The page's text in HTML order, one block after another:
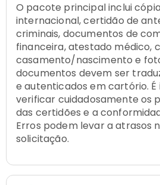
O pacote principal inclui
internacional, certidão de
criminais, documentos de
financeira, atestado médico,
casamento/nascimento e
documentos devem ser
e autenticados em cartório.
verificar cuidadosamente os
das certidões e a
Erros podem levar a atrasos
solicitação.